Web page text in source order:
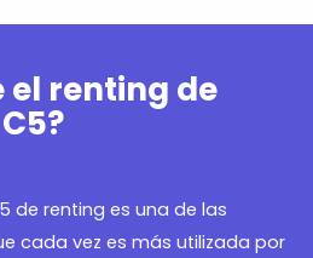
el renting de
de renting es una de las
cada vez es más utilizada por